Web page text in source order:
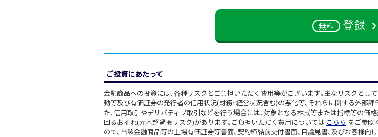
無料 登録
ご投資にあたって
金融商品への投資には､各種リスクとご負担いただく費用等がございます｡主なリスクとし
動等及び有価証券の発行者の信用状況(財務･経営状況含む)の悪化等､それらに関する外部
た､信用取引やデリバティブ取引などを行う場合には､対象となる株式等または指標等の価
回るおそれ(元本超過損リスク)があります｡ご負担いただく費用については こちら をご参照
ので､当該金融商品等の上場有価証券等書面､契約締結前交付書面､目論見書､及びお客様向